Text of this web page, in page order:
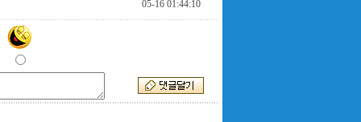
05-16 01:44:10